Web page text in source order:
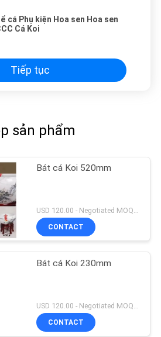
cá Phụ kiện Hoa sen Hoa sen
Cá Koi
Tiếp tục
sản phẩm
Bát cá Koi 520mm
USD 120.00 - Negotiated MOQ:1 chiếc
CONTACT
Bát cá Koi 230mm
USD 120.00 - Negotiated MOQ:1 chiếc
CONTACT